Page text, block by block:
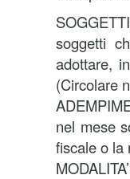
soggetti
adottare,
(Circolare
nel mese
fiscale o la